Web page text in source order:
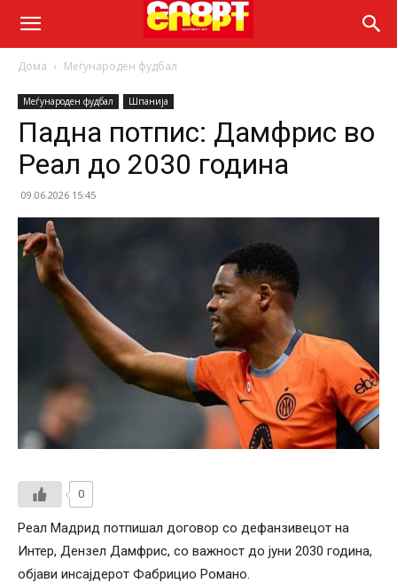
Дома Меѓународен фудбал
Меѓународен фудбал Шпанија
Падна потпис: Дамфрис во
Реал до 2030 година
09.06.2026 15:45
0
Реал Мадрид потпишал договор со дефанзивецот на
Интер, Дензел Дамфрис, со важност до јуни 2030 година,
објави инсајдерот Фабрицио Романо.